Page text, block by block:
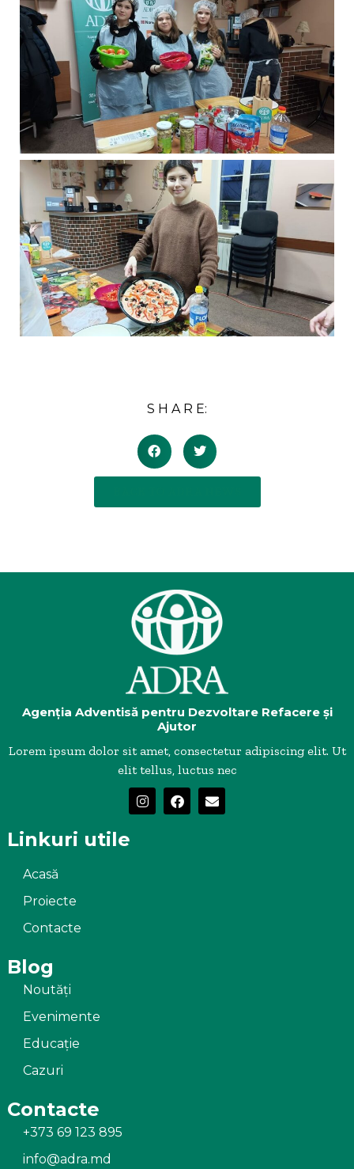
S H A R E:
Agenția Adventisă pentru Dezvoltare Refacere și
Ajutor
Lorem ipsum dolor sit amet, consectetur adipiscing elit. Ut
elit tellus, luctus nec
Linkuri utile
Acasă
Proiecte
Contacte
Blog
Noutăți
Evenimente
Educație
Cazuri
Contacte
+373 69 123 895
info@adra.md